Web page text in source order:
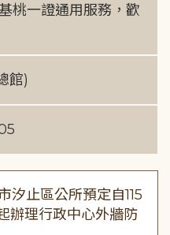
桃一證通用服務，歡
館)
汐止區公所預定自115
辦理行政中心外牆防